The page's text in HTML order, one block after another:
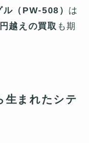
（PW-508） は
越えの買取 も期
生まれたシテ